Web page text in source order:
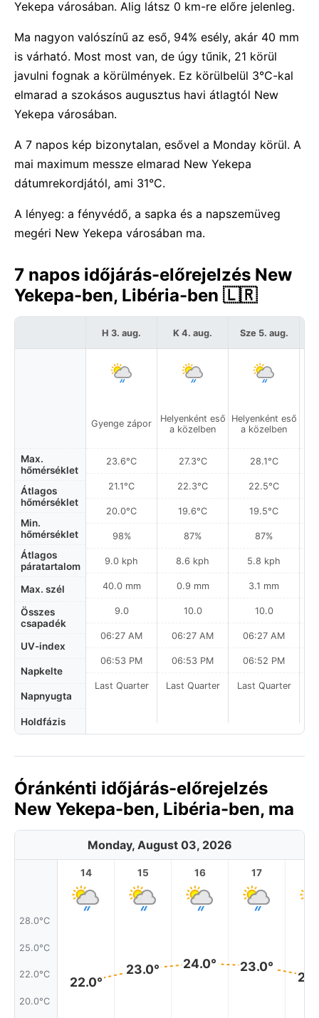
Yekepa városában. Alig látsz 0 km-re előre jelenleg.
Ma nagyon valószínű az eső, 94% esély, akár 40 mm
is várható. Most most van, de úgy tűnik, 21 körül
javulni fognak a körülmények. Ez körülbelül 3°C-kal
elmarad a szokásos augusztus havi átlagtól New
Yekepa városában.
A 7 napos kép bizonytalan, esővel a Monday körül. A
mai maximum messze elmarad New Yekepa
dátumrekordjától, ami 31°C.
A lényeg: a fényvédő, a sapka és a napszemüveg
megéri New Yekepa városában ma.
7 napos időjárás-előrejelzés New
Yekepa-ben, Libéria-ben 🇱🇷
Max.
hőmérséklet
Átlagos
hőmérséklet
Min.
hőmérséklet
Átlagos
páratartalom
Max. szél
Összes
csapadék
UV-index
Napkelte
Napnyugta
Holdfázis
H 3. aug.
Gyenge zápor
23.6°C
21.1°C
20.0°C
98%
9.0 kph
40.0 mm
9.0
06:27 AM
06:53 PM
Last Quarter
K 4. aug.
Helyenként eső
a közelben
27.3°C
22.3°C
19.6°C
87%
8.6 kph
0.9 mm
10.0
06:27 AM
06:53 PM
Last Quarter
Sze 5. aug.
Helyenként eső
a közelben
28.1°C
22.5°C
19.5°C
87%
5.8 kph
3.1 mm
10.0
06:27 AM
06:52 PM
Last Quarter
Óránkénti időjárás-előrejelzés
New Yekepa-ben, Libéria-ben, ma
Monday, August 03, 2026
28.0°C
25.0°C
22.0°C
20.0°C
14
22.0°
15
23.0°
16
24.0°
17
23.0°